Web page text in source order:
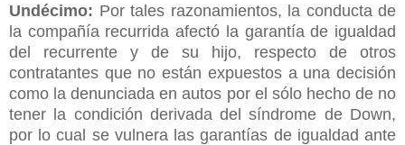
Undécimo: Por tales razonamientos, la conducta de
la compañía recurrida afectó la garantía de igualdad
del recurrente y de su hijo, respecto de otros
contratantes que no están expuestos a una decisión
como la denunciada en autos por el sólo hecho de no
tener la condición derivada del síndrome de Down,
por lo cual se vulnera las garantías de igualdad ante